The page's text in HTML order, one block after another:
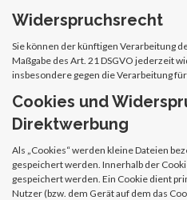
Widerspruchsrecht
Sie können der künftigen Verarbeitung
Maßgabe des Art. 21 DSGVO jederzeit
insbesondere gegen die Verarbeitung
Cookies und
Direktwerbung
Als „Cookies“ werden kleine Dateien
gespeichert werden. Innerhalb der
gespeichert werden. Ein Cookie dient
Nutzer (bzw. dem Gerät auf dem das